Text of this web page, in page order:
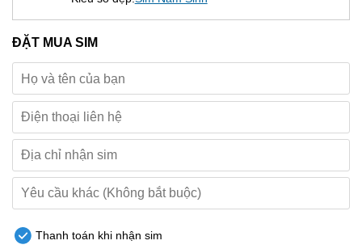
ĐẶT MUA SIM
Thanh toán khi nhận sim